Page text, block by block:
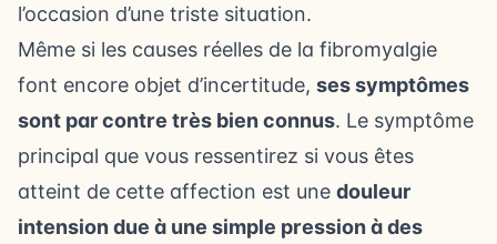
l’occasion d’une triste situation.
Même si les causes réelles de la fibromyalgie
font encore objet d’incertitude, ses symptômes
sont par contre très bien connus. Le symptôme
principal que vous ressentirez si vous êtes
atteint de cette affection est une douleur
intension due à une simple pression à des